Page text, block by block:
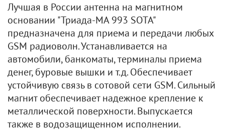
Лучшая в России антенна на магнитном
основании "Триада-МА 993 SOTA"
предназначена для приема и передачи любых
GSM радиоволн. Устанавливается на
автомобили, банкоматы, терминалы приема
денег, буровые вышки и т.д. Обеспечивает
устойчивую связь в сотовой сети GSM. Сильный
магнит обеспечивает надежное крепление к
металлической поверхности. Выпускается
также в водозащищенном исполнении.